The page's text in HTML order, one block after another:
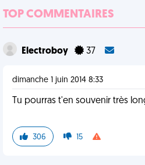
TOP COMMENTAIRES
Electroboy 37
dimanche 1 juin 2014 8:33
Tu pourras t'en souvenir très
306 15